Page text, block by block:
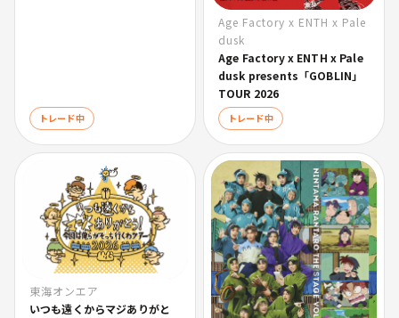
トレード中
Age Factory x ENTH x Pale
dusk
Age Factory x ENTH x Pale
dusk presents「GOBLIN」
TOUR 2026
トレード中
東海オンエア
いつも遠くからマジありがと